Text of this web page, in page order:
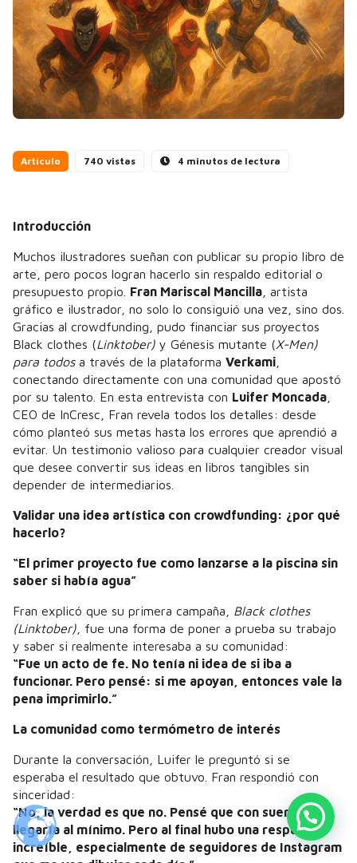
Artículo 740 vistas 4 minutos de lectura
Introducción
Muchos ilustradores sueñan con publicar su propio libro de
arte, pero pocos logran hacerlo sin respaldo editorial o
presupuesto propio. Fran Mariscal Mancilla , artista
gráfico e ilustrador, no solo lo consiguió una vez, sino dos.
Gracias al crowdfunding, pudo financiar sus proyectos
Black clothes (Linktober) y Génesis mutante (X-Men)
para todosa través de la plataforma Verkami
conectando directamente con una comunidad que apostó
por su talento. En esta entrevista con Luifer Moncada
CEO de InCresc, Fran revela todos los detalles: desde
cómo planteó sus metas hasta los errores que aprendió a
evitar. Un testimonio valioso para cualquier creador visual
que desee convertir sus ideas en libros tangibles sin
depender de intermediarios.
Validar una idea artística con crowdfunding: ¿por qué
hacerlo?
“El primer proyecto fue como lanzarse a la piscina sin
saber si había agua”
Fran explicó que su primera campaña, Black clothes
(Linktober) , fue una forma de poner a prueba su trabajo
y saber si realmente interesaba a su comunidad:
“Fue un acto de fe. No tenía ni idea de si iba a
funcionar. Pero pensé: si me apoyan, entonces vale la
pena imprimirlo.”
La comunidad como termómetro de interés
Durante la conversación, Luifer le preguntó si se
esperaba el resultado que obtuvo. Fran respondió con
sinceridad:
“No, la verdad es que no. Pensé que con suerte
llegaría al mínimo. Pero al final hubo una respuesta
increíble, especialmente de seguidores de Instagram